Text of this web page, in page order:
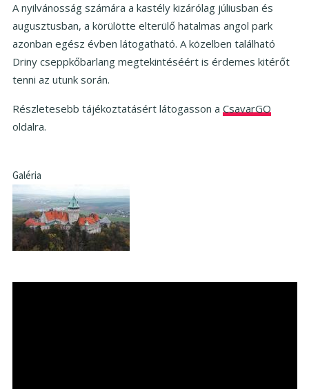
A nyilvánosság számára a kastély kizárólag júliusban és
augusztusban, a körülötte elterülő hatalmas angol park
azonban egész évben látogatható. A közelben található
Driny cseppkőbarlang megtekintéséért is érdemes kitérőt
tenni az utunk során.
Részletesebb tájékoztatásért látogasson a CsavarGO
oldalra.
Galéria